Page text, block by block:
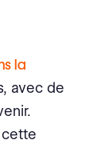
la
avec de